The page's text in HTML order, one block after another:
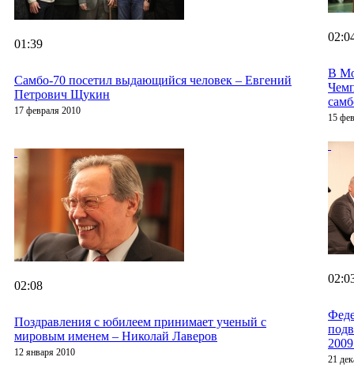
01:39
Cамбо-70 посетил выдающийся человек – Евгений
Петрович Щукин
17 февраля 2010
В
15
02:08
Поздравления с юбилеем принимает ученый с
мировым именем – Николай Лаверов
12 января 2010
21